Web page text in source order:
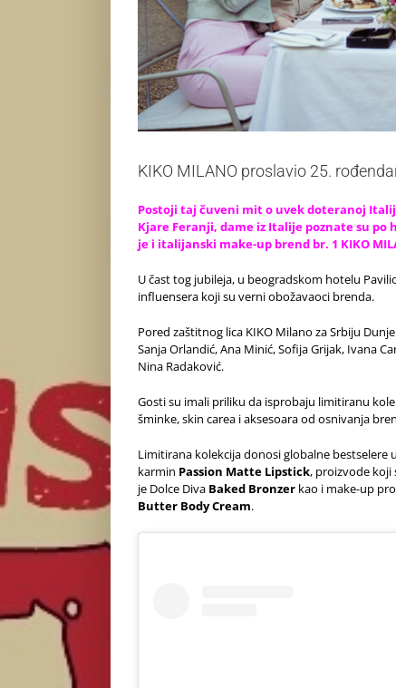
KIKO MILANO proslavio 25.
Postoji taj čuveni mit o uvek doteranoj
Kjare Feranji, dame iz Italije poznate su
je i italijanski make-up brend br. 1 KIKO
U čast tog jubileja, u beogradskom hotelu
influensera koji su verni obožavaoci brenda.
Pored zaštitnog lica KIKO Milano za Srbiju
Sanja Orlandić, Ana Minić, Sofija Grijak, Ivana
Nina Radaković.
Gosti su imali priliku da isprobaju limitiranu
šminke, skin carea i aksesoara od osnivanja
Limitirana kolekcija donosi globalne bestselere
karmin Passion Matte Lipstick, proizvode koji
je Dolce Diva Baked Bronzer kao i make-up
Butter Body Cream.